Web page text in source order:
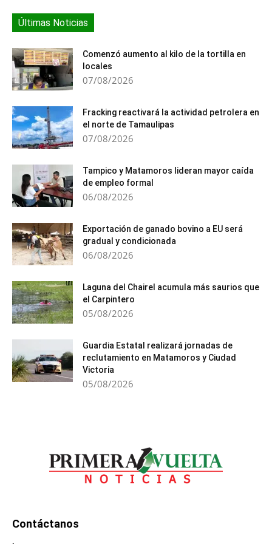
Últimas Noticias
Comenzó aumento al kilo de la tortilla en
locales
07/08/2026
Fracking reactivará la actividad petrolera en
el norte de Tamaulipas
07/08/2026
Tampico y Matamoros lideran mayor caída
de empleo formal
06/08/2026
Exportación de ganado bovino a EU será
gradual y condicionada
06/08/2026
Laguna del Chairel acumula más saurios que
el Carpintero
05/08/2026
Guardia Estatal realizará jornadas de
reclutamiento en Matamoros y Ciudad
Victoria
05/08/2026
Contáctanos